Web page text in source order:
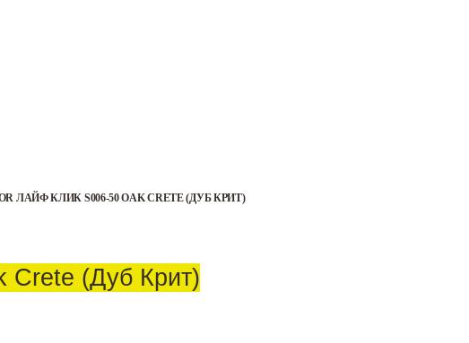
ЛАЙФ КЛИК S006-50 OAK CRETE (ДУБ КРИТ)
(Дуб Крит)